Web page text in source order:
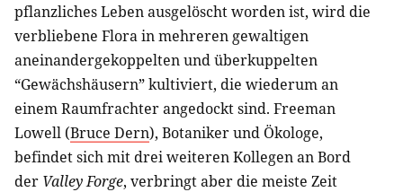
pflanzliches Leben ausgelöscht worden ist, wird die
verbliebene Flora in mehreren gewaltigen
aneinandergekoppelten und überkuppelten
“Gewächshäusern” kultiviert, die wiederum an
einem Raumfrachter angedockt sind. Freeman
Lowell (Bruce Dern), Botaniker und Ökologe,
befindet sich mit drei weiteren Kollegen an Bord
der Valley Forge, verbringt aber die meiste Zeit